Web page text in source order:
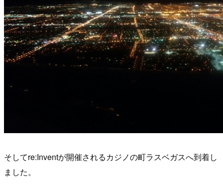
そしてre:Inventが開催されるカジノの町ラスベガスへ到着し
ました。